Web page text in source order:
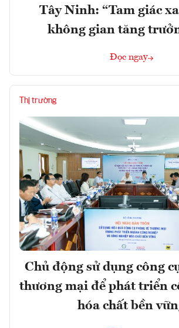
Tây Ninh: “Tam giác
không gian tăng
Đọc ngay
Thị trường
Chủ động sử dụng công
thương mại để phát triển
hóa chất bền